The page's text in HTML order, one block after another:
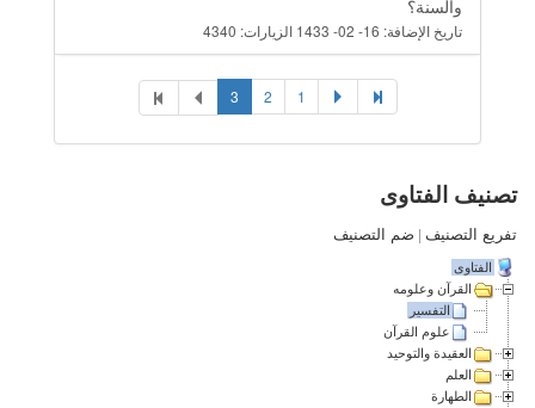
والسنة؟
تاريخ الإضافة: 16- 02- 1433 الزيارات: 4340
1
2
3
تصنيف الفتاوى
تفريع التصنيف | ضم التصنيف
الفتاوى
القرآن وعلومه
التفسير
علوم القرآن
العقيدة والتوحيد
العلم
الطهارة